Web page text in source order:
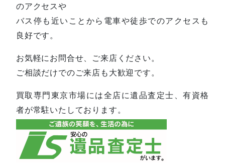
のアクセスや
バス停も近いことから電車や徒歩でのアクセスも
良好です。
お気軽にお問合せ、ご来店ください。
ご相談だけでのご来店も大歓迎です。
買取専門東京市場には全店に遺品査定士、有資格
者が常駐いたしております。